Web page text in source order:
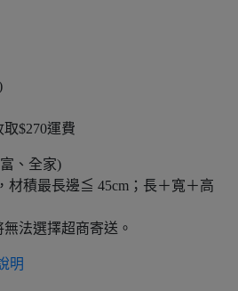
$270運費
、全家)
材積最長邊≦ 45cm；長＋寬＋高
法選擇超商寄送。
明